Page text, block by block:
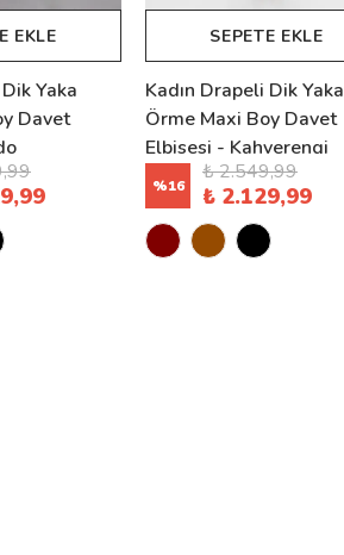
EKLE
Yaka
Davet
SEPETE EKLE
Kadın Drapeli Dik Yaka
Örme Maxi Boy Davet
Elbisesi - Kahverengi
%16
₺ 2.549,99
₺ 2.129,99